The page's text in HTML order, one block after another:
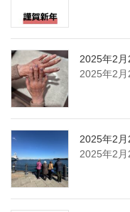
2025年2
2025年2月
2025年2
2025年2月